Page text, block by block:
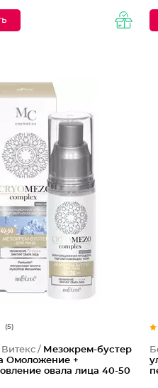
(5)
/ Мезокрем-бустер
Омоложение +
овала лица 40-50